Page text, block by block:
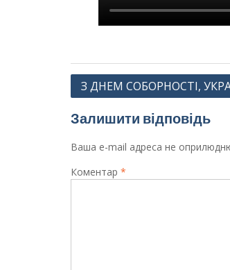
Навігація
З ДНЕМ СОБОРНОСТІ,
Залишити відповідь
Ваша e-mail адреса не
Коментар *